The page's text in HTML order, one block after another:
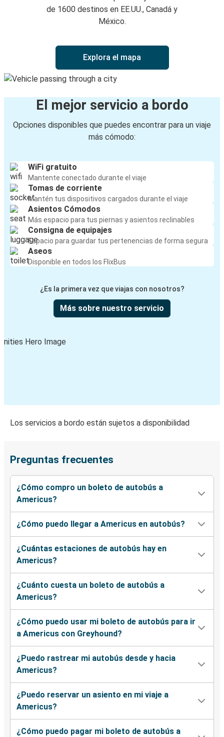
de 1600 destinos en EE.UU., Canadá y
México.
Explora el mapa
El mejor servicio a bordo
Opciones disponibles que puedes encontrar para un viaje
más cómodo:
WiFi gratuito
Mantente conectado durante el viaje
Tomas de corriente
Mantén tus dispositivos cargados durante el viaje
Asientos Cómodos
Más espacio para tus piernas y asientos reclinables
Consigna de equipajes
Espacio para guardar tus pertenencias de forma segura
Aseos
Disponible en todos los FlixBus
¿Es la primera vez que viajas con nosotros?
Más sobre nuestro servicio
Los servicios a bordo están sujetos a disponibilidad
Preguntas frecuentes
¿Cómo compro un boleto de autobús a
Americus?
¿Cómo puedo llegar a Americus en autobús?
¿Cuántas estaciones de autobús hay en
Americus?
¿Cuánto cuesta un boleto de autobús a
Americus?
¿Cómo puedo usar mi boleto de autobús para ir
a Americus con Greyhound?
¿Puedo rastrear mi autobús desde y hacia
Americus?
¿Puedo reservar un asiento en mi viaje a
Americus?
¿Cómo puedo pagar mi boleto de autobús a